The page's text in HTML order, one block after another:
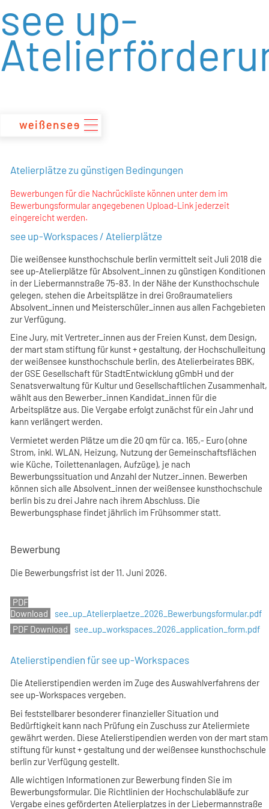
Inhalt
see up-
Atelierplätze zu günstigen Bedingungen
Bewerbungen für die Nachrückliste können unter dem im
Bewerbungsformular angegebenen Upload-Link jederzeit
eingereicht werden.
see up-Workspaces / Atelierplätze
Die weißensee kunsthochschule berlin vermittelt seit Juli 2018 die
see up-Atelierplätze für Absolvent_innen zu günstigen Konditionen
in der Liebermannstraße 75-83. In der Nähe der Kunsthochschule
gelegen, stehen die Arbeitsplätze in drei Großraumateliers
Absolvent_innen und Meisterschüler_innen aus allen Fachgebieten
zur Verfügung.
Eine Jury, mit Vertreter_innen aus der Freien Kunst, dem Design,
der mart stam stiftung für kunst + gestaltung, der Hochschulleitung
der weißensee kunsthochschule berlin, des Atelierbeirates BBK,
der GSE Gesellschaft für StadtEntwicklung gGmbH und der
Senatsverwaltung für Kultur und Gesellschaftlichen Zusammenhalt,
wählt aus den Bewerber_innen Kandidat_innen für die
Arbeitsplätze aus. Die Vergabe erfolgt zunächst für ein Jahr und
kann verlängert werden.
Vermietet werden Plätze um die 20 qm für ca. 165,- Euro (ohne
Strom, inkl. WLAN, Heizung, Nutzung der Gemeinschaftsflächen
wie Küche, Toilettenanlagen, Aufzüge), je nach
Bewerbungssituation und Anzahl der Nutzer_innen. Bewerben
können sich alle Absolvent_innen der weißensee kunsthochschule
berlin bis zu drei Jahre nach ihrem Abschluss. Die
Bewerbungsphase findet jährlich im Frühsommer statt.
Bewerbung
Die Bewerbungsfrist ist der 11. Juni 2026.
see_up_Atelierplaetze_2026_Bewerbungsformular.pdf
see_up_workspaces_2026_application_form.pdf
Atelierstipendien für see up-Workspaces
Die Atelierstipendien werden im Zuge des Auswahlverfahrens der
see up-Workspaces vergeben.
Bei feststellbarer besonderer finanzieller Situation und
Bedürftigkeit kann nach Prüfung ein Zuschuss zur Ateliermiete
gewährt werden. Diese Atelierstipendien werden von der mart stam
stiftung für kunst + gestaltung und der weißensee kunsthochschule
berlin zur Verfügung gestellt.
Alle wichtigen Informationen zur Bewerbung finden Sie im
Bewerbungsformular. Die Richtlinien der Hochschulabläufe zur
Vergabe eines geförderten Atelierplatzes in der Liebermannstraße